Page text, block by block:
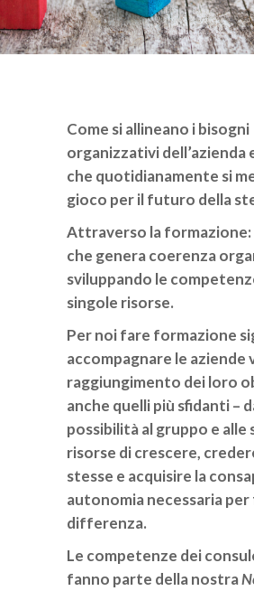
Come si allineano i bisogni
organizzativi dell’azienda
che quotidianamente si
gioco per il futuro della
Attraverso la
che genera coerenza
sviluppando le
singole risorse.
Per noi fare formazione
accompagnare le aziende
raggiungimento dei loro
anche quelli più sfidanti –
possibilità al gruppo e alle
risorse di crescere,
stesse e acquisire la
autonomia necessaria per
differenza.
Le competenze dei
fanno parte della nostra